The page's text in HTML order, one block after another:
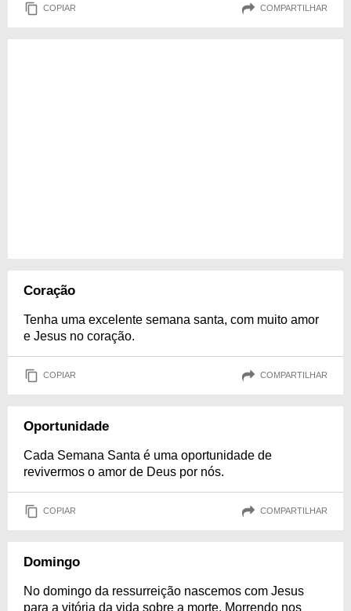
COPIAR COMPARTILHAR
Coração
Tenha uma excelente semana santa, com muito amor
e Jesus no coração.
COPIAR COMPARTILHAR
Oportunidade
Cada Semana Santa é uma oportunidade de
revivermos o amor de Deus por nós.
COPIAR COMPARTILHAR
Domingo
No domingo da ressurreição nascemos com Jesus
para a vitória da vida sobre a morte. Morrendo nos